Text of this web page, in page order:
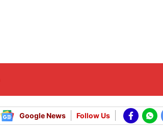
Google News Follow Us